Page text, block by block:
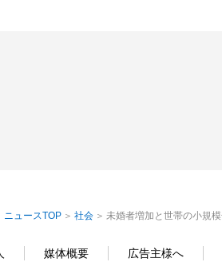
ニュースTOP 社会 未婚者増加と世帯の小規
媒体概要 広告主様へ